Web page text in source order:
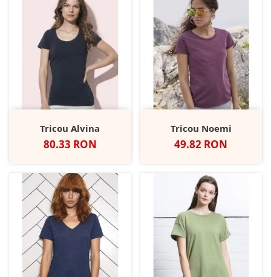
Tricou Alvina
Pret
80.33 RON
Tricou Noemi
Pret
49.82 RON